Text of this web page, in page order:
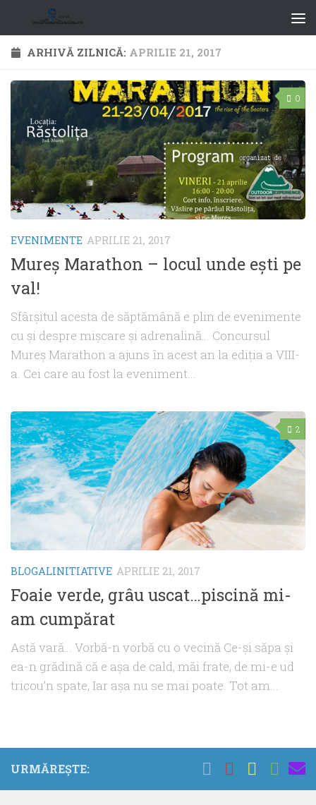
ARHIVĂ ZILNICĂ: APRILIE 21, 2017
0
EVENIMENTE APRILIE 21, 2017
Mureş Marathon – locul unde eşti pe
val!
Sfârşitul acesta de săptămână e plin de evenimente
cu şi despre mişcare şi adrenalină… Concursul
Mureş Marathon a ajuns în acest an la ediţia a VIII-
a. Cei care au fost la eveniment...
2
BLOGALINITIATIVE APRILIE 21, 2017
Foaie verde, grâu uscat…piscină mi-
am cumpărat
Astă vară… Vorbă-n vorbă cu o vecină Ce-şi săpa şi
ea-n grădină că e aşa de cald, măi frate, de mi-e ud
tricou’n spate, Iar aşa nu se mai poate. Tot am...
URMĂREȘTE: